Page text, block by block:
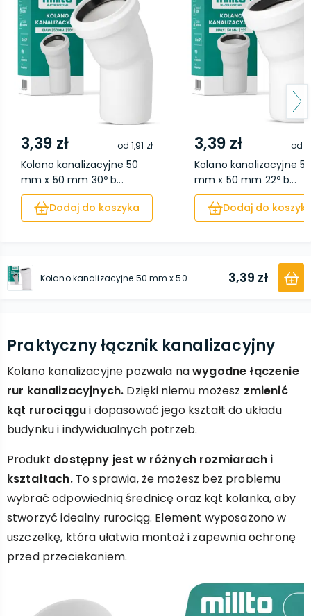
3,39 zł od1,91 zł
Kolano kanalizacyjne 50
mm x 50 mm 30º b...
Dodaj do koszyka
3,39 zł od
Kolano kanalizacyjne
mm x 50 mm 22º b...
Dodaj do
Kolano kanalizacyjne 50 mm x 50 mm 15º białe 3,39 zł
Praktyczny łącznik kanalizacyjny
Kolano kanalizacyjne pozwala nawygodne łączenie
rur kanalizacyjnych. Dzięki niemu możesz zmienić
kąt rurociągui dopasować jego kształt do układu
budynku i indywidualnych potrzeb.
Produkt dostępny jest w różnych rozmiarach i
kształtach.To sprawia, że możesz bez problemu
wybrać odpowiednią średnicę oraz kąt kolanka, aby
stworzyć idealny rurociąg. Element wyposażono w
uszczelkę, która ułatwia montaż i zapewnia ochronę
przed przeciekaniem.